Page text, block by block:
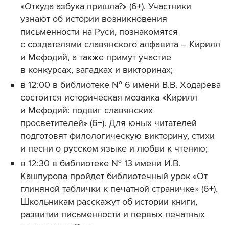
«Откуда азбука пришла?» (6+). Участники
узнают об истории возникновения
письменности на Руси, познакомятся
с создателями славянского алфавита – Кирилл
и Мефодий, а также примут участие
в конкурсах, загадках и викторинах;
в 12:00 в библиотеке № 6 имени В.В. Ходарева
состоится историческая мозаика «Кирилл
и Мефодий: подвиг славянских
просветителей» (6+). Для юных читателей
подготовят филологическую викторину, стихи
и песни о русском языке и любви к чтению;
в 12:30 в библиотеке № 13 имени И.В.
Кашпурова пройдет библиотечный урок «От
глиняной таблички к печатной страничке» (6+).
Школьникам расскажут об истории книги,
развитии письменности и первых печатных